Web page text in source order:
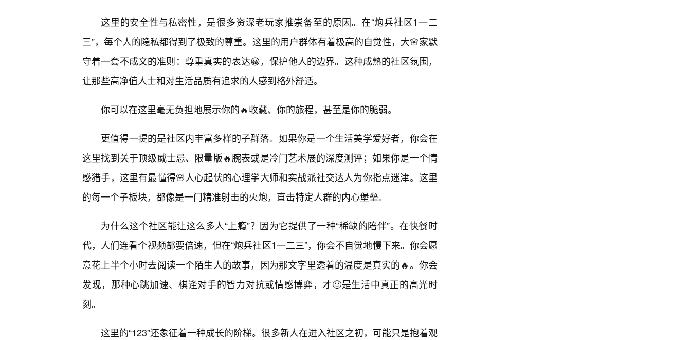
这里的安全性与私密性，是很多资深老玩家推崇备至的原因。在“炮兵社区1一二
三”，每个人的隐私都得到了极致的尊重。这里的用户群体有着极高的自觉性，大🌸家默
守着一套不成文的准则：尊重真实的表达😀，保护他人的边界。这种成熟的社区氛围，
让那些高净值人士和对生活品质有追求的人感到格外舒适。
你可以在这里毫无负担地展示你的🔥收藏、你的旅程，甚至是你的脆弱。
更值得一提的是社区内丰富多样的子群落。如果你是一个生活美学爱好者，你会在
这里找到关于顶级威士忌、限量版🔥腕表或是冷门艺术展的深度测评；如果你是一个情
感猎手，这里有最懂得🌸人心起伏的心理学大师和实战派社交达人为你指点迷津。这里
的每一个子板块，都像是一门精准射击的火炮，直击特定人群的内心堡垒。
为什么这个社区能让这么多人“上瘾”？因为它提供了一种“稀缺的陪伴”。在快餐时
代，人们连看个视频都要倍速，但在“炮兵社区1一二三”，你会不自觉地慢下来。你会愿
意花上半个小时去阅读一个陌生人的故事，因为那文字里透着的温度是真实的🔥。你会
发现，那种心跳加速、棋逢对手的智力对抗或情感博弈，才🙂是生活中真正的高光时
刻。
这里的“123”还象征着一种成长的阶梯。很多新人在进入社区之初，可能只是抱着观